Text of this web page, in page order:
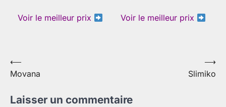
initial
actuel
est :
Voir le meilleur prix
initial
actuel
est :
Voir le meilleur prix
Navigation
de
l’article
⟵
Movana
Slimiko
⟶
Laisser un commentaire